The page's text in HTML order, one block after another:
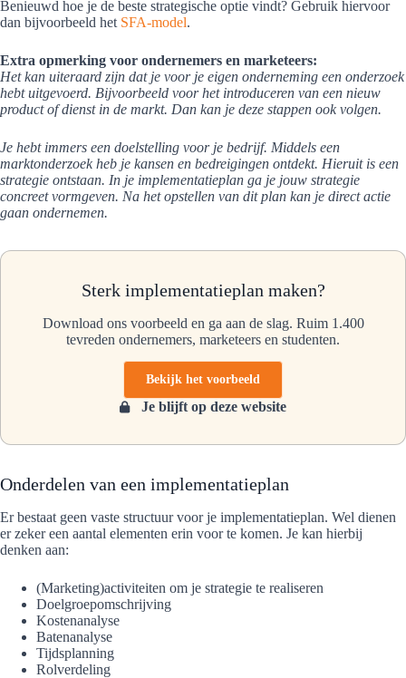
Benieuwd hoe je de beste strategische optie vindt? Gebruik hiervoor
dan bijvoorbeeld het SFA-model.
Extra opmerking voor ondernemers en marketeers:
Het kan uiteraard zijn dat je voor je eigen onderneming een onderzoek
hebt uitgevoerd. Bijvoorbeeld voor het introduceren van een nieuw
product of dienst in de markt. Dan kan je deze stappen ook volgen.
Je hebt immers een doelstelling voor je bedrijf. Middels een
marktonderzoek heb je kansen en bedreigingen ontdekt. Hieruit is een
strategie ontstaan. In je implementatieplan ga je jouw strategie
concreet vormgeven. Na het opstellen van dit plan kan je direct actie
gaan ondernemen.
Sterk implementatieplan maken?
Download ons voorbeeld en ga aan de slag. Ruim 1.400
tevreden ondernemers, marketeers en studenten.
Bekijk het voorbeeld
Je blijft op deze website
Onderdelen van een implementatieplan
Er bestaat geen vaste structuur voor je implementatieplan. Wel dienen
er zeker een aantal elementen erin voor te komen. Je kan hierbij
denken aan:
(Marketing)activiteiten om je strategie te realiseren
Doelgroepomschrijving
Kostenanalyse
Batenanalyse
Tijdsplanning
Rolverdeling